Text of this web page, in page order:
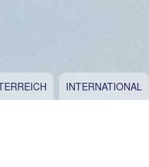
INTERNATIONAL